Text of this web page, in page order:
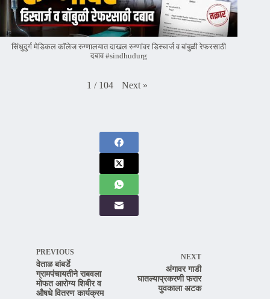
सिंधुदुर्ग मेडिकल कॉलेज रुग्णालयात दाखल रुग्णांवर डिस्चार्ज व बांबुळी रेफरसाठी
दबाव #sindhudurg
1 / 104 Next »
PREVIOUS
वेताळ बांबर्डे
ग्रामपंचायतीने राबवला
मोफत आरोग्य शिबीर व
औषधे वितरण कार्यक्रम
NEXT
अंगावर गाडी
घातल्याप्रकरणी फरार
युवकाला अटक